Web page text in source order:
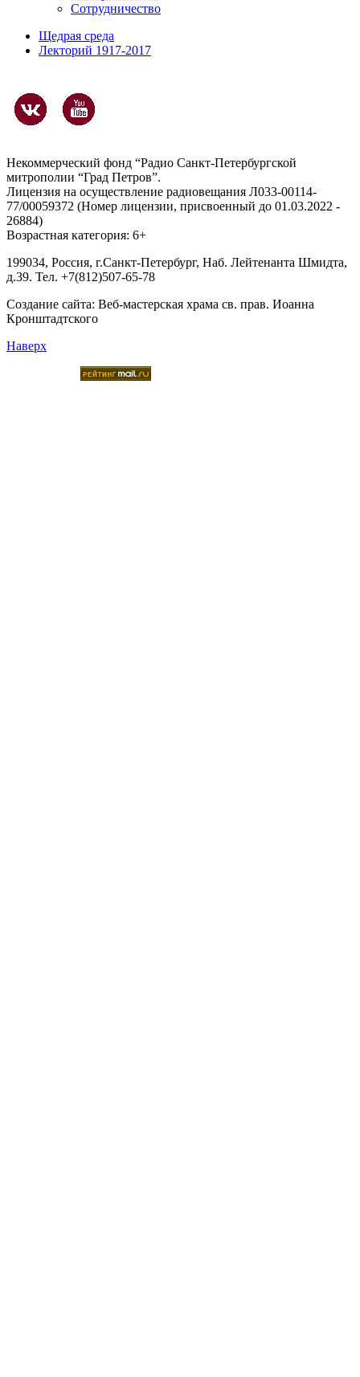
Сотрудничество
Щедрая среда
Лекторий 1917-2017
Некоммерческий фонд “Радио Санкт-Петербургской
митрополии “Град Петров”.
Лицензия на осуществление радиовещания Л033-00114-
77/00059372 (Номер лицензии, присвоенный до 01.03.2022 -
26884)
Возрастная категория: 6+
199034, Россия, г.Санкт-Петербург, Наб. Лейтенанта Шмидта,
д.39. Тел. +7(812)507-65-78
Создание сайта: Веб-мастерская храма св. прав. Иоанна
Кронштадтского
Наверх